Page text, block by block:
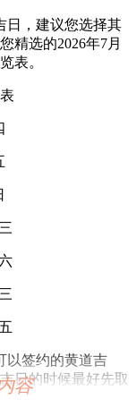
日，建议您选择其
精选的2026年7月
表。
以签约的黄道吉
日的时候最好先取
司，主从有序互不
容